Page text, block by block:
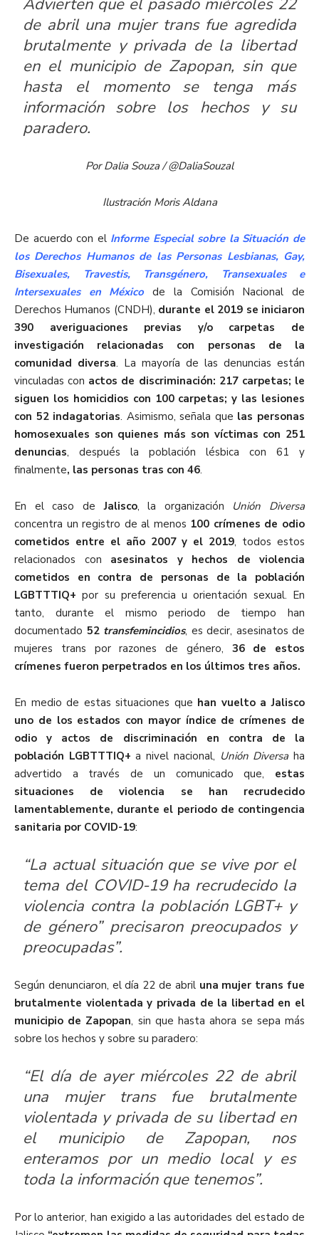
Advierten que el pasado miércoles 22
de abril una mujer trans fue agredida
brutalmente y privada de la libertad
en el municipio de Zapopan, sin que
hasta el momento se tenga más
información sobre los hechos y su
paradero.
Por Dalia Souza / @DaliaSouzal
Ilustración Moris Aldana
De acuerdo con el Informe Especial sobre la Situación de
los Derechos Humanos de las Personas Lesbianas, Gay,
Bisexuales, Travestis, Transgénero, Transexuales e
Intersexuales en México de la Comisión Nacional de
Derechos Humanos (CNDH), durante el 2019 se iniciaron
390 averiguaciones previas y/o carpetas de
investigación relacionadas con personas de la
comunidad diversa. La mayoría de las denuncias están
vinculadas con actos de discriminación: 217 carpetas; le
siguen los homicidios con 100 carpetas; y las lesiones
con 52 indagatorias. Asimismo, señala que las personas
homosexuales son quienes más son víctimas con 251
denuncias, después la población lésbica con 61 y
finalmente, las personas tras con 46.
En el caso deJalisco, la organización Unión Diversa
concentra un registro de al menos 100 crímenes de odio
cometidos entre el año 2007 y el 2019, todos estos
relacionados con asesinatos y hechos de violencia
cometidos en contra de personas de la población
LGBTTTIQ+ por su preferencia u orientación sexual. En
tanto, durante el mismo periodo de tiempo han
documentado 52 transfemincidios, es decir, asesinatos de
mujeres trans por razones de género, 36 de estos
crímenes fueron perpetrados en los últimos tres años.
En medio de estas situaciones que han vuelto a Jalisco
uno de los estados con mayor índice de crímenes de
odio y actos de discriminación en contra de la
población LGBTTTIQ+ a nivel nacional, Unión Diversaha
advertido a través de un comunicado que, estas
situaciones de violencia se han recrudecido
lamentablemente, durante el periodo de contingencia
sanitaria por COVID-19:
“La actual situación que se vive por el
tema del COVID-19 ha recrudecido la
violencia contra la población LGBT+ y
de género” precisaron preocupados y
preocupadas”.
Según denunciaron, el día 22 de abril una mujer trans fue
brutalmente violentada y privada de la libertad en el
municipio de Zapopan, sin que hasta ahora se sepa más
sobre los hechos y sobre su paradero:
“El día de ayer miércoles 22 de abril
una mujer trans fue brutalmente
violentada y privada de su libertad en
el municipio de Zapopan, nos
enteramos por un medio local y es
toda la información que tenemos”.
Por lo anterior, han exigido a las autoridades del estado de